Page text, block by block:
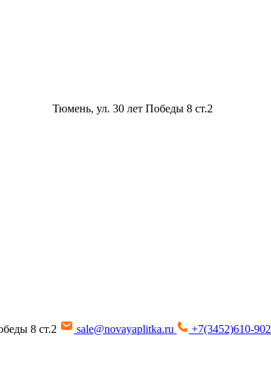
Тюмень, ул. 30 лет Победы 8 ст.2
8 ст.2 sale@novayaplitka.ru
+7(3452)610-902